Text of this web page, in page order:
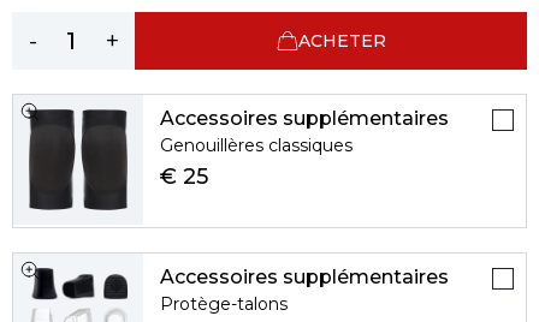
- + ACHETER
Accessoires supplémentaires
Genouillères classiques
€ 25
Accessoires supplémentaires
Protège-talons